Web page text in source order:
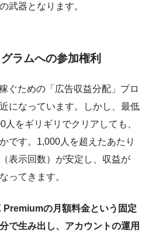
武器となります。
ラムへの参加権利
ぐための「広告収益分配」プロ
になっています。しかし、最低
をギリギリでクリアしても、
です。1,000人を超えたあたり
表示回数）が安定し、収益が
ってきます。
Premiumの月額料金という固定
で生み出し、アカウントの運用